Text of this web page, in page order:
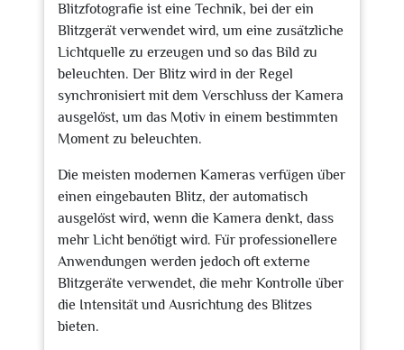
Blitzfotografie ist eine Technik, bei der ein
Blitzgerät verwendet wird, um eine zusätzliche
Lichtquelle zu erzeugen und so das Bild zu
beleuchten. Der Blitz wird in der Regel
synchronisiert mit dem Verschluss der Kamera
ausgelöst, um das Motiv in einem bestimmten
Moment zu beleuchten.
Die meisten modernen Kameras verfügen über
einen eingebauten Blitz, der automatisch
ausgelöst wird, wenn die Kamera denkt, dass
mehr Licht benötigt wird. Für professionellere
Anwendungen werden jedoch oft externe
Blitzgeräte verwendet, die mehr Kontrolle über
die Intensität und Ausrichtung des Blitzes
bieten.